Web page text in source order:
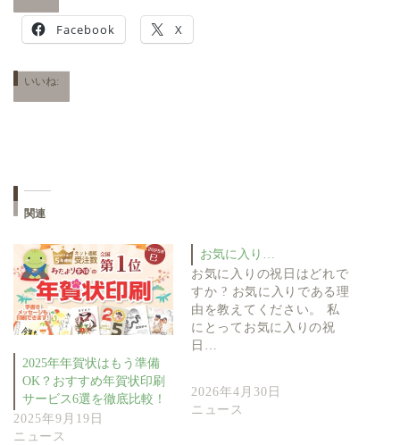
Facebook X
いいね:
関連
2025年年賀状はもう準備
OK？おすすめ年賀状印刷
サービス6選を徹底比較！
2025年9月19日
ニュース
お気に入り…
お気に入りの祝日はどれで
すか ? お気に入りである理
由を教えてください。 私
にとってお気に入りの祝
日…
2026年4月30日
ニュース